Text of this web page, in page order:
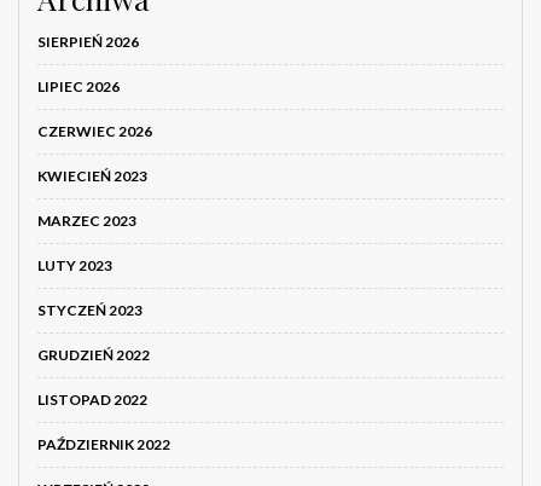
SIERPIEŃ 2026
LIPIEC 2026
CZERWIEC 2026
KWIECIEŃ 2023
MARZEC 2023
LUTY 2023
STYCZEŃ 2023
GRUDZIEŃ 2022
LISTOPAD 2022
PAŹDZIERNIK 2022